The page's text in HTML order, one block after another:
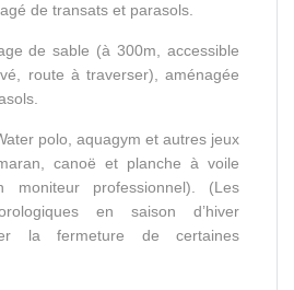
de transats et parasols.
de sable (à 300m, accessible
route à traverser), aménagée
polo, aquagym et autres jeux
canoë et planche à voile
moniteur professionnel). (Les
en saison d’hiver
la fermeture de certaines